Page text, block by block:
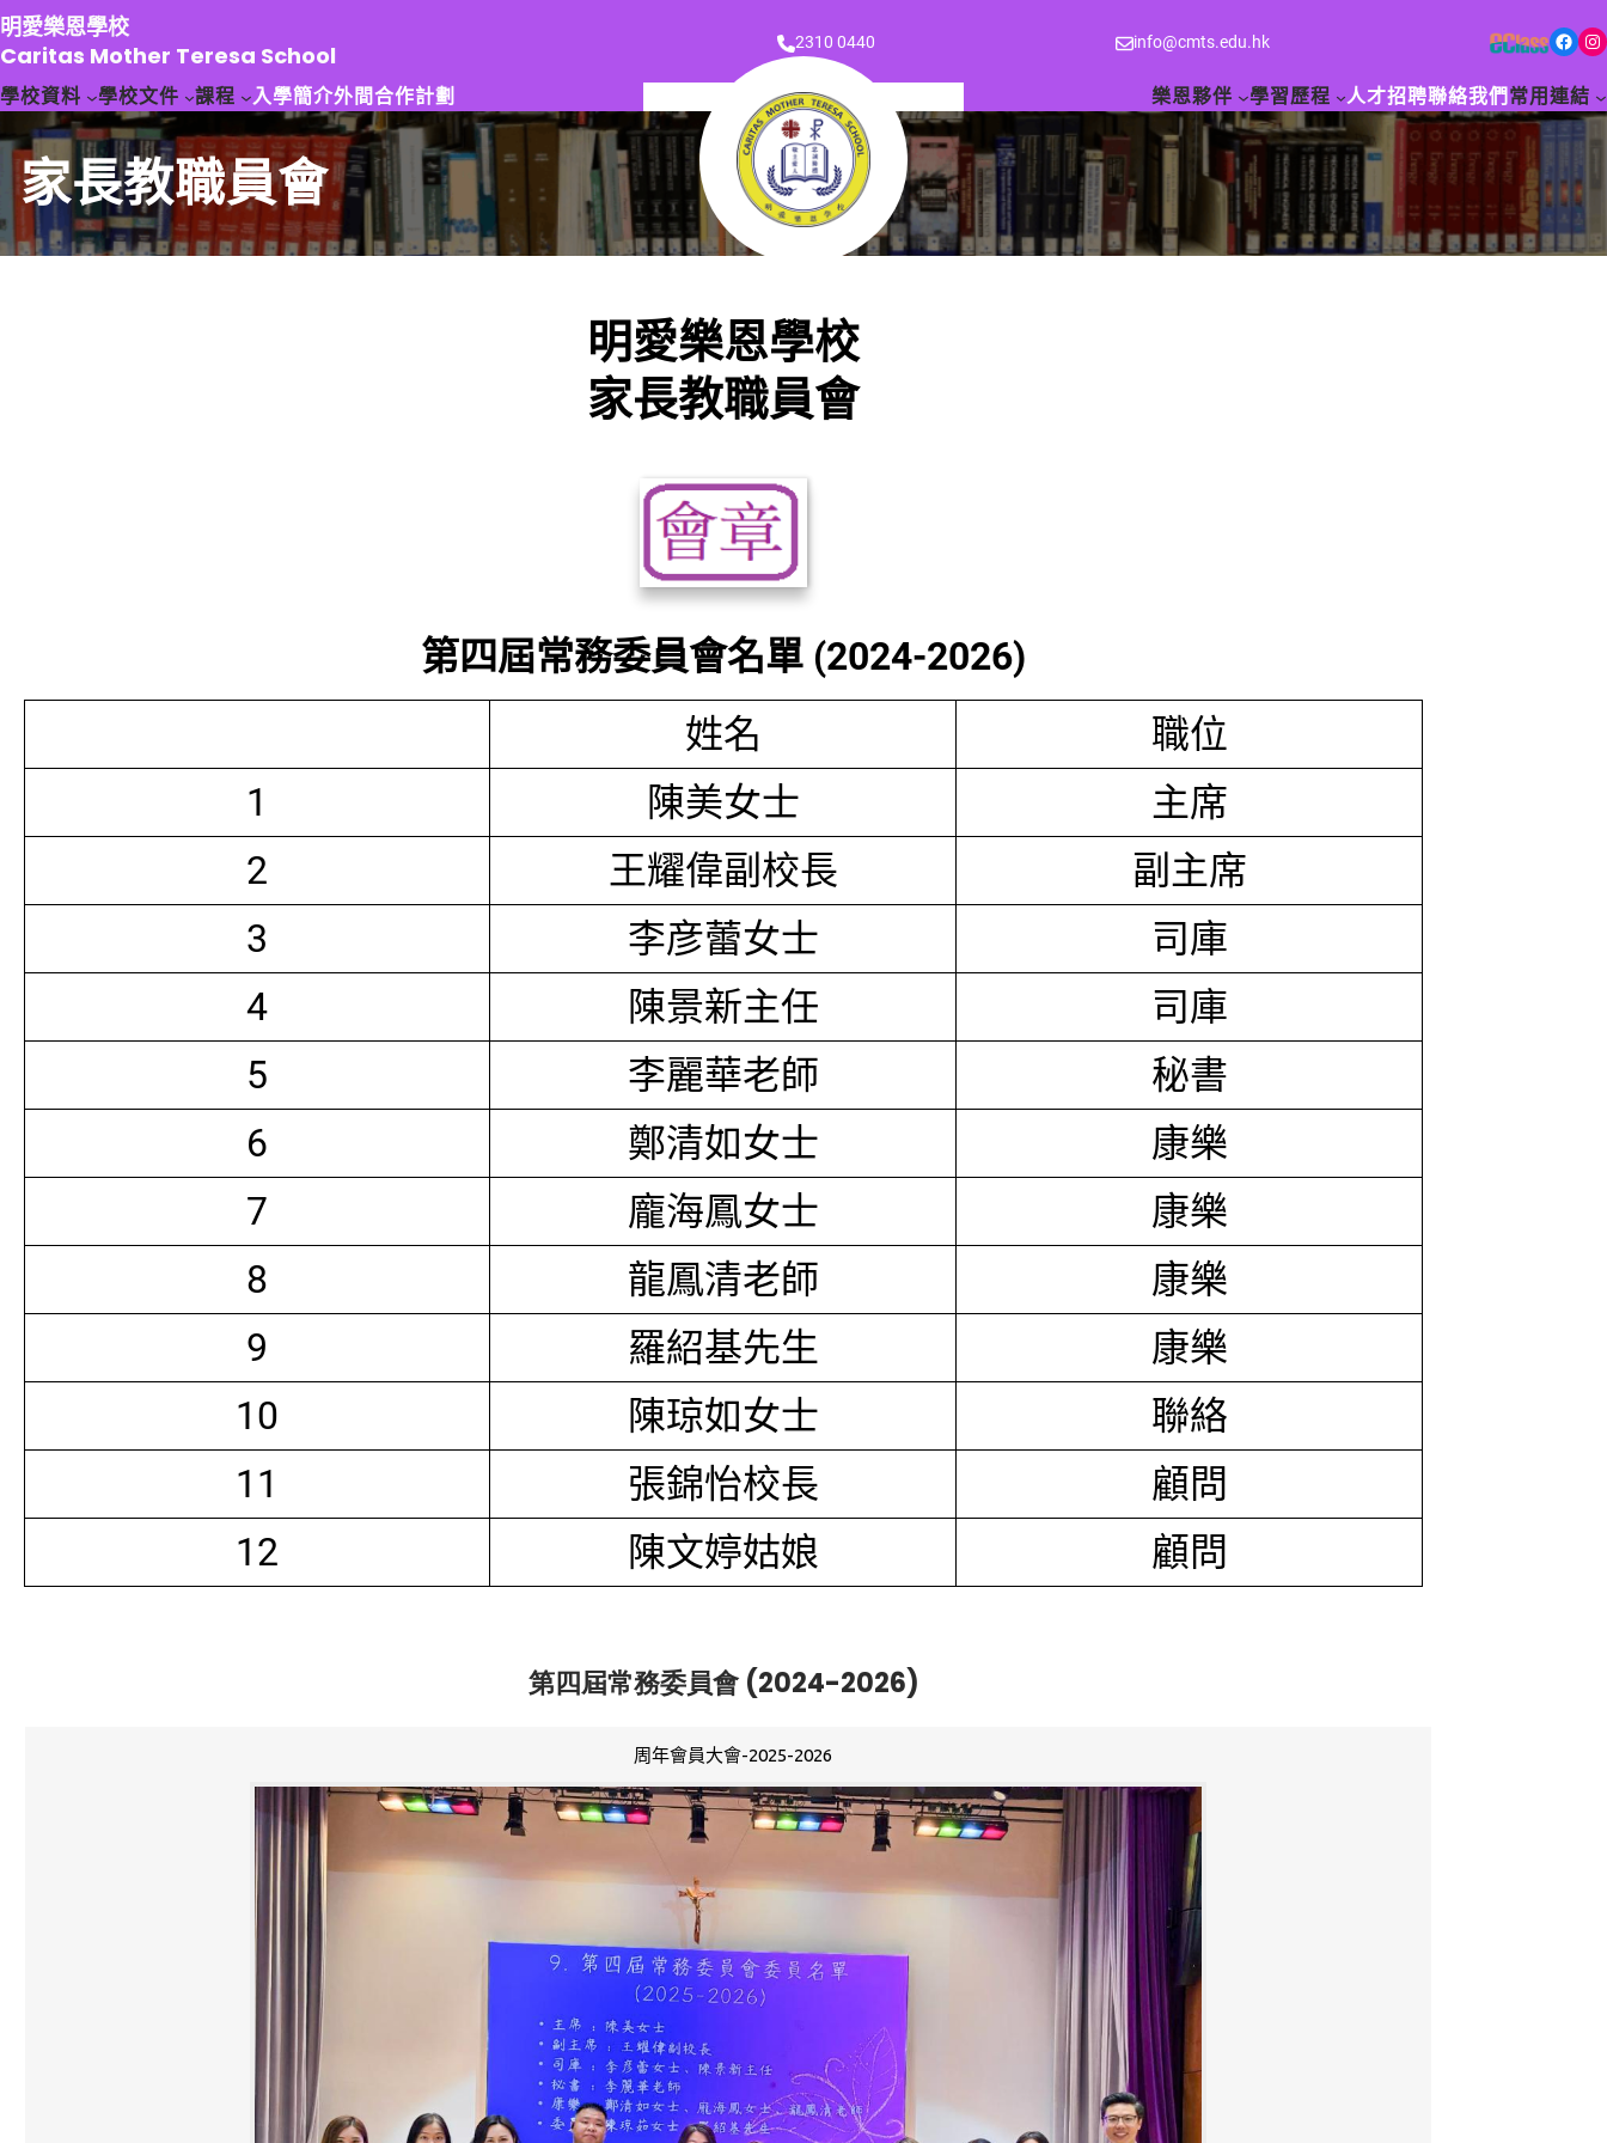
跳
至
主
要
容
明愛樂恩學校
Caritas Mother Teresa School
2310 0440 info@cmts.edu.hk Facebook Instagram
學校資料 學校文件 課程 入學簡介外間合作計劃 樂恩夥伴 學習歷程 人才招聘聯絡我們 常用連結
家長教職員會
明愛樂恩學校
家長教職員會
第四屆常務委員會名單 (2024-2026)
姓名
職位
1
陳美女士
主席
2
王耀偉副校長
副主席
3
李彦蕾女士
司庫
4
陳景新主任
司庫
5
李麗華老師
秘書
6
鄭清如女士
康樂
7
龐海鳳女士
康樂
8
龍鳳清老師
康樂
9
羅紹基先生
康樂
10
陳琼如女士
聯絡
11
張錦怡校長
顧問
12
陳文婷姑娘 顧問
第四屆常務委員會 (2024-2026)
周年會員大會-2025-2026